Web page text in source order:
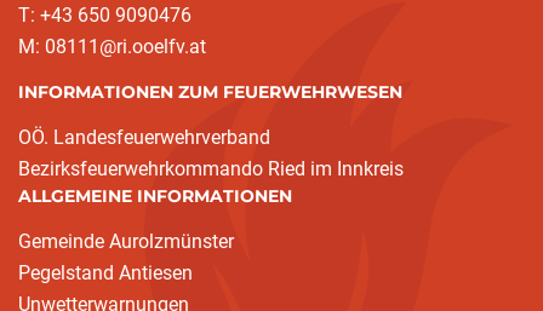
T: +43 650 9090476
M: 08111@ri.ooelfv.at
INFORMATIONEN ZUM FEUERWEHRWESEN
OÖ. Landesfeuerwehrverband
Bezirksfeuerwehrkommando Ried im Innkreis
ALLGEMEINE INFORMATIONEN
Gemeinde Aurolzmünster
Pegelstand Antiesen
Unwetterwarnungen